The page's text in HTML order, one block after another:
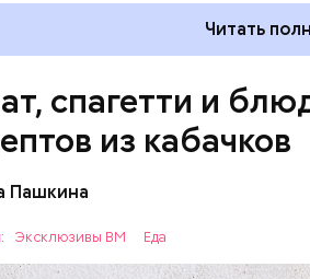
Читать
спагетти и
из кабачков
Пашкина
Эксклюзивы ВМ Еда
ОВОЩИ РЕЦЕПТЫ